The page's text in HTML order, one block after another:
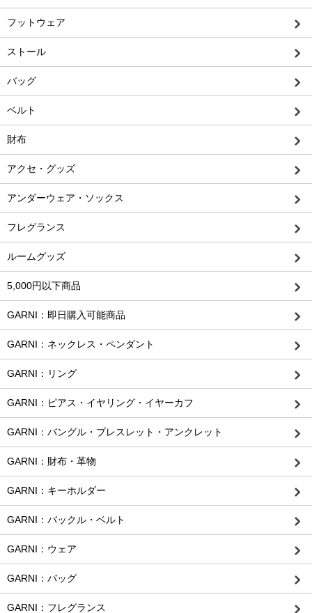
フットウェア
ストール
バッグ
ベルト
財布
アクセ・グッズ
アンダーウェア・ソックス
フレグランス
ルームグッズ
5,000円以下商品
GARNI：即日購入可能商品
GARNI：ネックレス・ペンダント
GARNI：リング
GARNI：ピアス・イヤリング・イヤーカフ
GARNI：バングル・ブレスレット・アンクレット
GARNI：財布・革物
GARNI：キーホルダー
GARNI：バックル・ベルト
GARNI：ウェア
GARNI：バッグ
GARNI：フレグランス